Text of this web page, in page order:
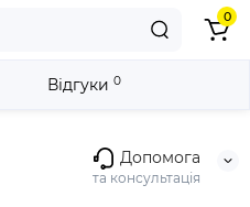
Допомога
та консультація
0
Відгуки 0